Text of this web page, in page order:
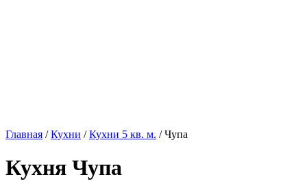
Главная /Кухни /Кухни 5 кв. м. / Чупа
Кухня Чупа